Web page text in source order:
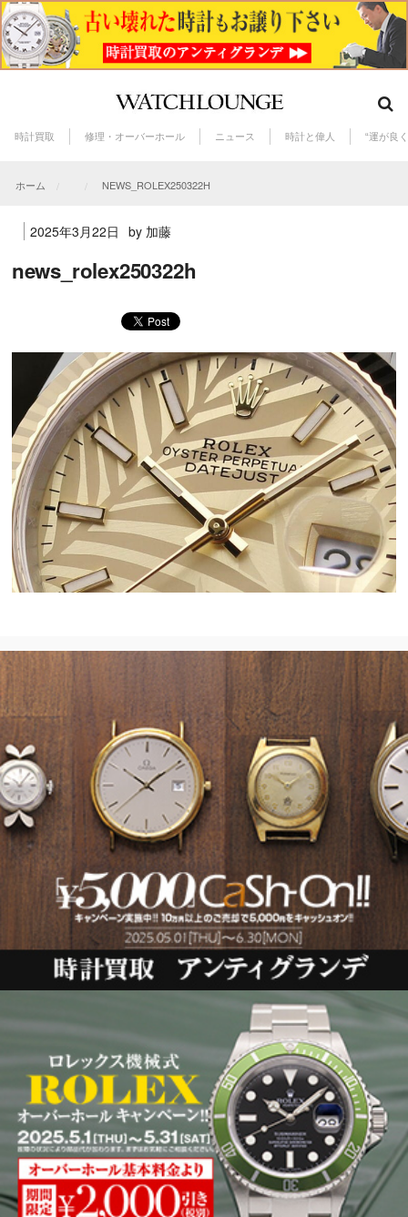
時計買取 修理・オーバーホール ニュース 時計と偉人 “運が良
ホーム NEWS_ROLEX250322H
2025年3月22日 by 加藤
news_rolex250322h